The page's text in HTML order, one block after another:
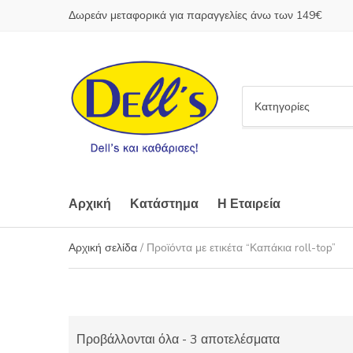
Δωρεάν μεταφορικά για παραγγελίες άνω των 149€
a
o
n
a
Αρχική Κατάστημα Η Εταιρεία
Αρχική σελίδα / Προϊόντα με ετικέτα “Καπάκια roll-top”
Προβάλλονται όλα - 3 αποτελέσματα